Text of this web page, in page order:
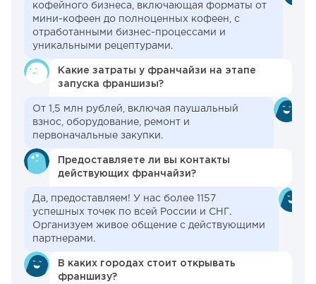
кофейного бизнеса, включающая форматы от
мини-кофеен до полноценных кофеен, с
отработанными бизнес-процессами и
уникальными рецептурами.
Какие затраты у франчайзи на этапе
запуска франшизы?
От 1,5 млн рублей, включая паушальный
взнос, оборудование, ремонт и
первоначальные закупки.
Предоставляете ли вы контакты
действующих франчайзи?
Да, предоставляем! У нас более 1157
успешных точек по всей России и СНГ.
Организуем живое общение с действующими
партнерами.
В каких городах стоит открывать
франшизу?